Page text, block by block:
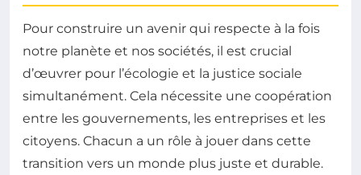
Pour construire un avenir qui respecte à la fois
notre planète et nos sociétés, il est crucial
d’œuvrer pour l’écologie et la justice sociale
simultanément. Cela nécessite une coopération
entre les gouvernements, les entreprises et les
citoyens. Chacun a un rôle à jouer dans cette
transition vers un monde plus juste et durable.